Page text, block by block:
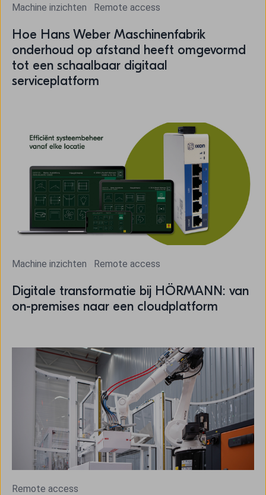
Machine inzichten Remote access
Hoe Hans Weber Maschinenfabrik
onderhoud op afstand heeft omgevormd
tot een schaalbaar digitaal
serviceplatform
Machine inzichten Remote access
Digitale transformatie bij HÖRMANN: van
on-premises naar een cloudplatform
Remote access